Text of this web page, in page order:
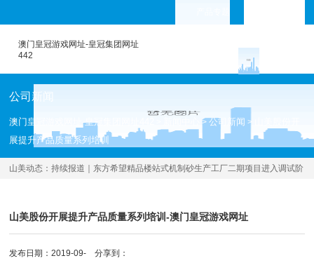
澳门皇冠游戏网址-皇冠集团网址
442
公司新闻
澳门皇冠游戏网址-皇冠集团网址442 >公司新闻 >
展提升产品质量系列培训
山美动态：持续报道｜东方希望精品楼站式机制砂生产工厂二期项目进入调试阶
山美股份开展提升产品质量系列培训-澳门皇冠游戏网址
分享到：
发布日期：2019-09-